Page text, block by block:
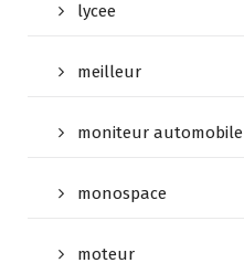
lycee
meilleur
moniteur automobile
monospace
moteur